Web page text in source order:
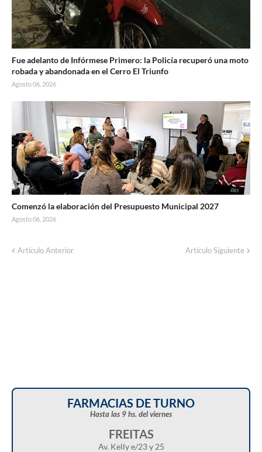
Fue adelanto de Infórmese Primero: la Policía recuperó una moto
robada y abandonada en el Cerro El Triunfo
Agosto 06, 2026
Comenzó la elaboración del Presupuesto Municipal 2027
Agosto 06, 2026
Artículo Anterior Artículo Siguiente
FARMACIAS DE TURNO
Hasta las 9 hs. del viernes
FREITAS
Av. Kelly e/23 y 25